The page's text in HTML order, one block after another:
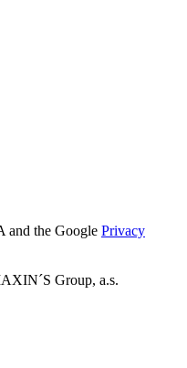
and the Google Privacy
Group, a.s.